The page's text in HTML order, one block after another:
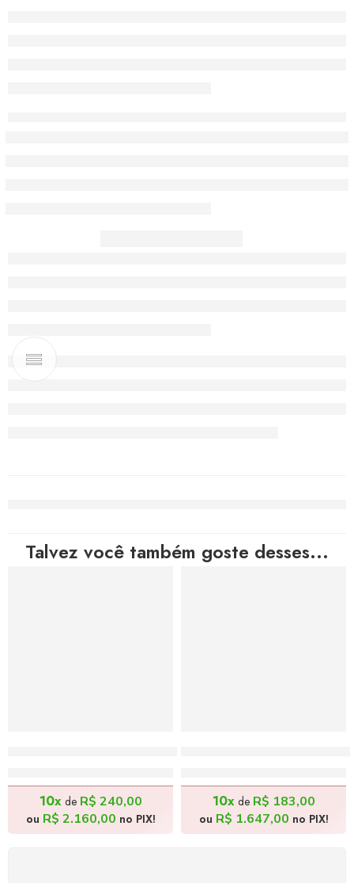
Talvez você também goste desses...
10xde R$ 240,00
ou R$ 2.160,00 no PIX!
10xde R$ 183,00
ou R$ 1.647,00 no PIX!